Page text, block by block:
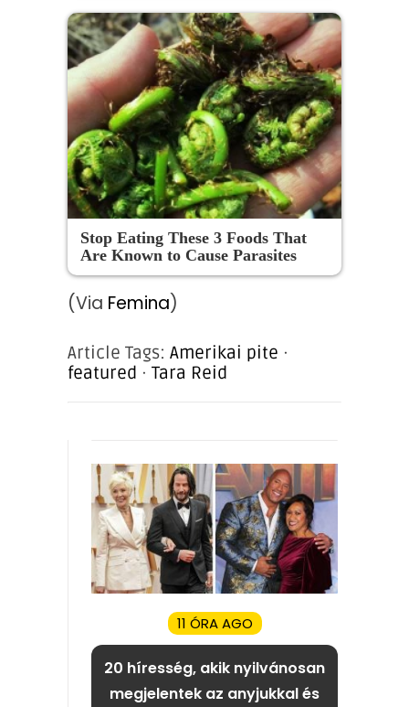
Stop Eating These 3 Foods That
Are Known to Cause Parasites
(Via Femina)
Article Tags: Amerikai pite ·
featured · Tara Reid
11 ÓRA AGO
20 híresség, akik nyilvánosan
megjelentek az anyjukkal és